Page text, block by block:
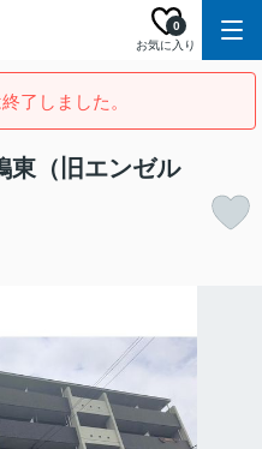
お気に入り
0
了しました。
東（旧エンゼル